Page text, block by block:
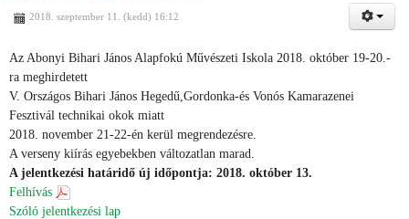
2018. szeptember 11. (kedd) 16:12
Az Abonyi Bihari János Alapfokú Művészeti Iskola 2018. október 19-20.-
ra meghirdetett
V. Országos Bihari János Hegedű,Gordonka-és Vonós Kamarazenei
Fesztivál technikai okok miatt
2018. november 21-22-én kerül megrendezésre.
A verseny kiírás egyebekben változatlan marad.
A jelentkezési határidő új időpontja: 2018. október 13.
Felhívás
Szóló jelentkezési lap